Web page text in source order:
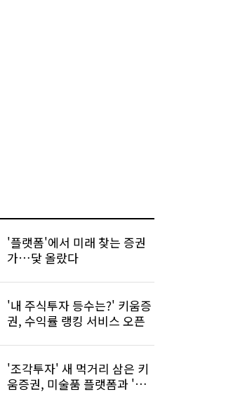
'플랫폼'에서 미래 찾는 증권
가…닻 올랐다
'내 주식투자 등수는?' 키움증
권, 수익률 랭킹 서비스 오픈
'조각투자' 새 먹거리 삼은 키
움증권, 미술품 플랫폼과 '맞